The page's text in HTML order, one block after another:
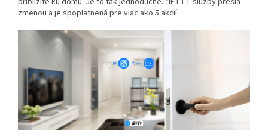
zmenou a je spoplatnená pre viac ako 5 akcií.